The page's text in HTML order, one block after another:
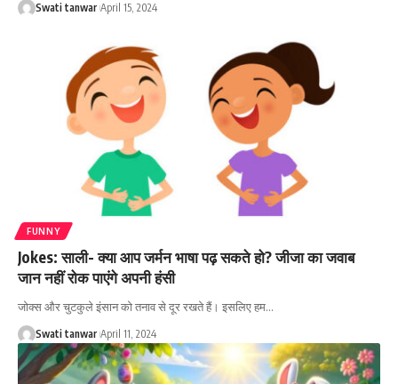
Swati tanwar April 15, 2024
FUNNY
Jokes: साली- क्या आप जर्मन भाषा पढ़ सकते हो? जीजा का जवाब
जान नहीं रोक पाएंगे अपनी हंसी
जोक्स और चुटकुले इंसान को तनाव से दूर रखते हैं। इसलिए हम…
Swati tanwar April 11, 2024